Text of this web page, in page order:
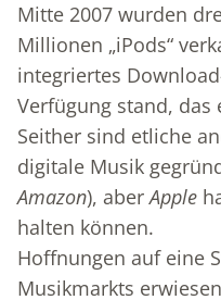
Mitte 2007 wurden
Millionen „iPods“
integriertes
Verfügung stand, das
Seither sind etliche
digitale Musik
Amazon), aberApple
halten können.
Hoffnungen auf eine
Musikmarkts